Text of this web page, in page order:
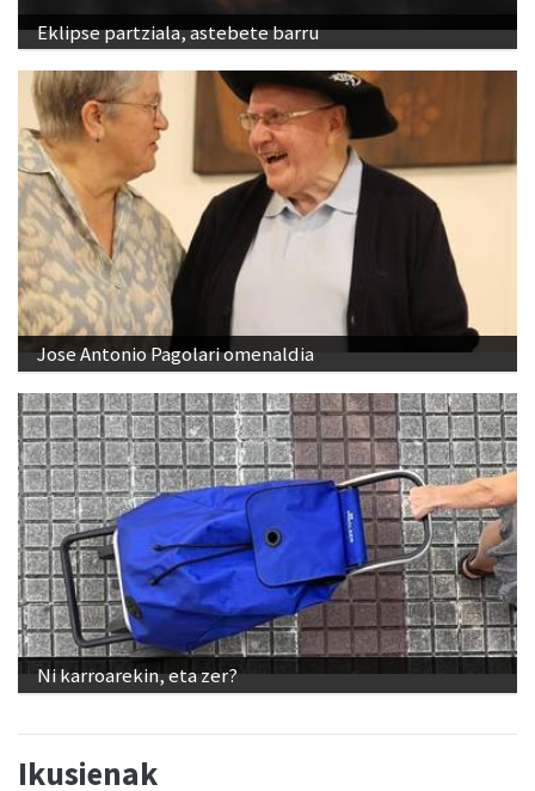
Eklipse partziala, astebete barru
Jose Antonio Pagolari omenaldia
Ni karroarekin, eta zer?
Ikusienak